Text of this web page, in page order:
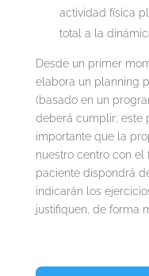
actividad física
total a la
Desde un primer
elabora un planning
(basado en un
deberá cumplir; este
importante que la
nuestro centro con el
paciente dispondrá
indicarán los
justifiquen, de forma